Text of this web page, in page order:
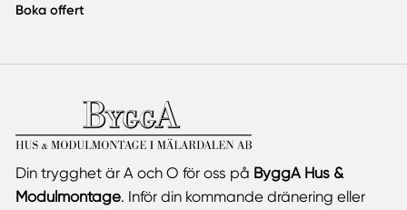
Boka offert
Din trygghet är A och O för oss på ByggA Hus &
Modulmontage. Inför din kommande dränering eller